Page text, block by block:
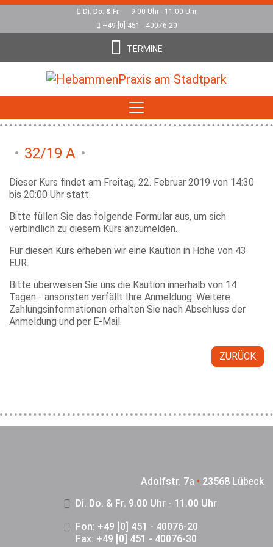
Di. Do. & Fr. 9.00 Uhr - 11.00 Uhr
+49 [0] 451 - 40076-20
TERMINE
32/19 A
Dieser Kurs findet am Freitag, 22. Februar 2019 von 14:30
bis 20:00 Uhr statt.
Bitte füllen Sie das folgende Formular aus, um sich
verbindlich zu diesem Kurs anzumelden.
Für diesen Kurs erheben wir eine Kaution in Höhe von 43
EUR.
Bitte überweisen Sie uns die Kaution innerhalb von 14
Tagen - ansonsten verfällt Ihre Anmeldung. Weitere
Zahlungsinformationen erhalten Sie nach Abschluss der
Anmeldung und per E-Mail.
ZURÜCK
Adolfstr. 7a • 23568 Lübeck
Di. Do. & Fr. 9.00 Uhr - 11.00 Uhr
Fon: +49 [0] 451 - 40076-20
Fax: +49 [0] 451 - 40076-30